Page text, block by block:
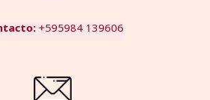
+595984 139606